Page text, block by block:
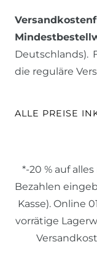
Deutschlands).
die reguläre
ALLE PREISE
*-20 % auf
Bezahlen
Kasse). Online
vorrätige